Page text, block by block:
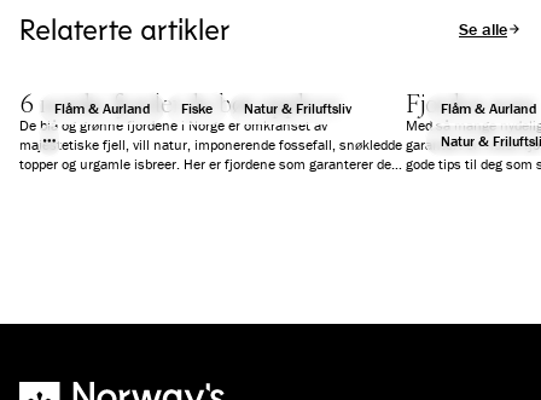
Relaterte artikler Se alle
Flåm & Aurland Fiske Natur & Friluftsliv
6 norske fjorder du bør oppleve
De blå og grønne fjordene i Norge er omkranset av
majestetiske fjell, vill natur, imponerende fossefall, snøkledde
topper og urgamle isbreer. Her er fjordene som garanterer deg
Flåm & Aurland
Natur &
Fjorden som
Med så mange
garantert en norsk
gode tips til deg som